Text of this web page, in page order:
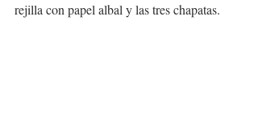
rejilla con papel albal y las tres chapatas.